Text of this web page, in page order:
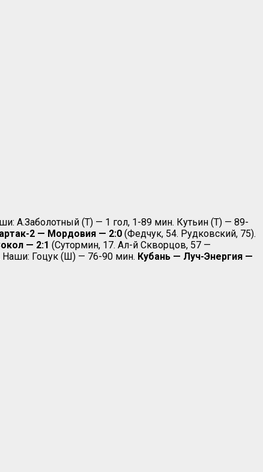
А.Заболотный (Т) — 1 гол, 1-89 мин. Кутьин (Т) — 89-
2 — Мордовия — 2:0 (Федчук, 54. Рудковский, 75).
— 2:1 (Сутормин, 17. Ал-й Скворцов, 57 —
Наши: Гоцук (Ш) — 76-90 мин. Кубань — Луч-Энергия —